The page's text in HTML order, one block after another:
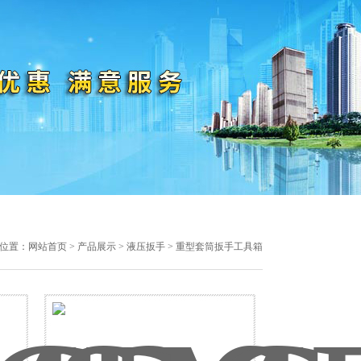
置： 网站首页 > 产品展示 > 液压扳手 > 重型套筒扳手工具箱